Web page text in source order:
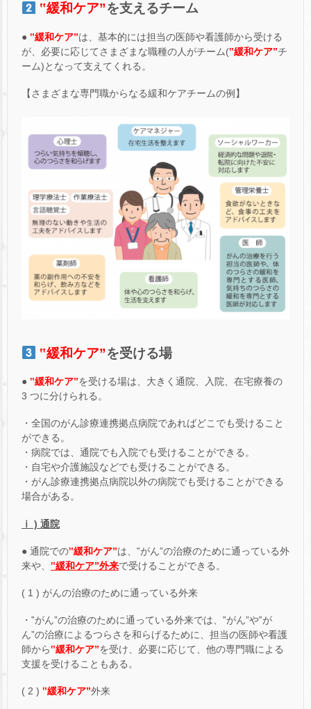
‟緩和ケア”を支えるチーム
● ‟緩和ケア”は、基本的には担当の医師や看護師から受ける
が、必要に応じてさまざまな職種の人がチーム(‟緩和ケア”チ
ーム)となって支えてくれる。
【さまざまな専門職からなる緩和ケアチームの例】
‟緩和ケア”を受ける場
● ‟緩和ケア”を受ける場は、大きく通院、入院、在宅療養の
3 つに分けられる。
・全国のがん診療連携拠点病院であればどこでも受けること
ができる。
・病院では、通院でも入院でも受けることができる。
・自宅や介護施設などでも受けることができる。
・がん診療連携拠点病院以外の病院でも受けることができる
場合がある。
ⅰ ) 通院
● 通院での‟緩和ケア”は、‟がん”の治療のために通っている外
来や、 ‟緩和ケア”外来で受けることができる。
( 1 ) がんの治療のために通っている外来
・‟がん”の治療のために通っている外来では、‟がん”や‟が
ん”の治療によるつらさを和らげるために、担当の医師や看護
師から‟緩和ケア”を受け、必要に応じて、他の専門職による
支援を受けることもある。
( 2 ) ‟緩和ケア”外来